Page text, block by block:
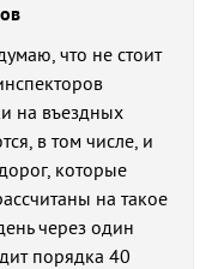
что не стоит
на въездных
в том числе, и
которые
на такое
через один
порядка 40